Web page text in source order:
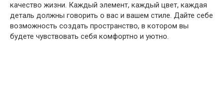
качество жизни. Каждый элемент, каждый цвет, каждая
деталь должны говорить о вас и вашем стиле. Дайте себе
возможность создать пространство, в котором вы
будете чувствовать себя комфортно и уютно.